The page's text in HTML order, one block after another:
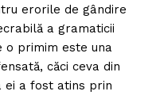
erorile de gândire
a gramaticii
primim este una
căci ceva din
ei a fost atins prin